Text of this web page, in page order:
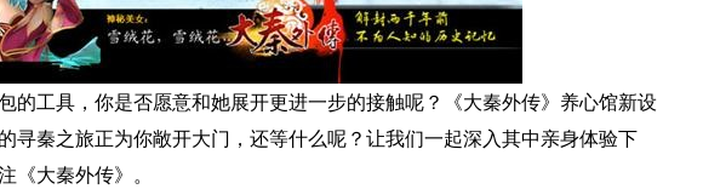
的工具，你是否愿意和她展开更进一步的接触呢？《大秦外传》养心馆新设
寻秦之旅正为你敞开大门，还等什么呢？让我们一起深入其中亲身体验下
《大秦外传》。